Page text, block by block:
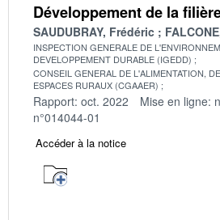
Développement de la
SAUDUBRAY, Frédéric
INSPECTION GENERALE DE
DEVELOPPEMENT DURABLE (IGEDD)
CONSEIL GENERAL DE L'ALIMENTATION,
ESPACES RURAUX (CGAAER)
Rapport: oct. 2022 Mise en ligne:
n°014044-01
Accéder à la notice